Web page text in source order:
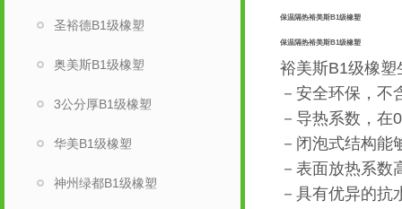
圣裕德B1级橡塑
奥美斯B1级橡塑
3公分厚B1级橡塑
华美B1级橡塑
神州绿都B1级橡塑
保温隔热裕美斯B1级橡塑
保温隔热裕美斯B1级橡塑
裕美斯B1级橡
－安全环保，
－导热系数，在
－闭泡式结构能
－表面放热系数
－具有优异的抗